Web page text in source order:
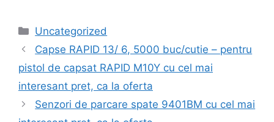
Categories
Uncategorized
Capse RAPID 13/ 6, 5000 buc/cutie – pentru
pistol de capsat RAPID M10Y cu cel mai
interesant pret, ca la oferta
Senzori de parcare spate 9401BM cu cel mai